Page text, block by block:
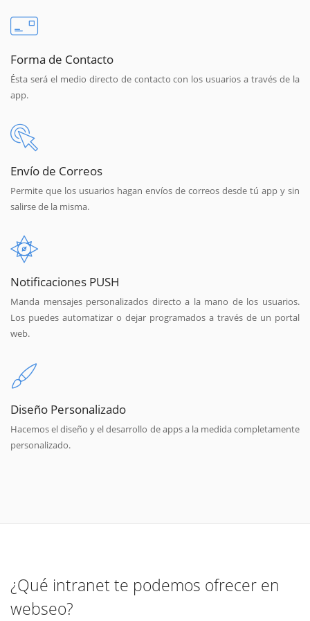
Forma de Contacto
Ésta será el medio directo de contacto con los usuarios a través de la
app.
Envío de Correos
Permite que los usuarios hagan envíos de correos desde tú app y sin
salirse de la misma.
Notificaciones PUSH
Manda mensajes personalizados directo a la mano de los usuarios.
Los puedes automatizar o dejar programados a través de un portal
web.
Diseño Personalizado
Hacemos el diseño y el desarrollo de apps a la medida completamente
personalizado.
¿Qué intranet te podemos ofrecer en
webseo?